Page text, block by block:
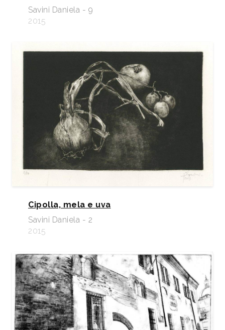
Savini Daniela - 9
2015
Cipolla, mela e uva
Savini Daniela - 2
2015